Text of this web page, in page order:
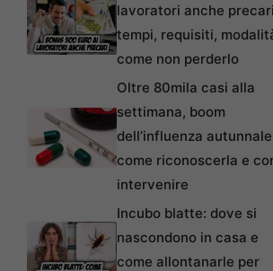
lavoratori anche
tempi, requisiti,
come non perderlo
Oltre 80mila casi alla
settimana, boom
dell’influenza
come riconoscerla e
intervenire
Incubo blatte: dove si
nascondono in casa e
come allontanarle per